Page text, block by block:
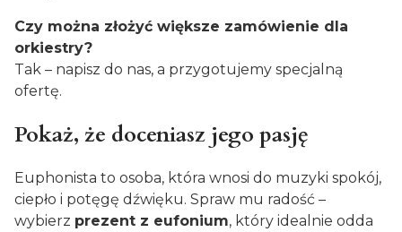
Czy można złożyć większe zamówienie dla
orkiestry?
Tak – napisz do nas, a przygotujemy specjalną
ofertę.
Pokaż, że doceniasz jego pasję
Euphonista to osoba, która wnosi do muzyki spokój,
ciepło i potęgę dźwięku. Spraw mu radość –
wybierz prezent z eufonium, który idealnie odda